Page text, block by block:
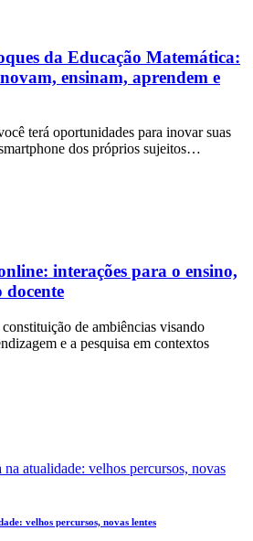
da Educação Matemática:
ensinam, aprendem e
terá oportunidades para inovar suas
dos próprios sujeitos…
interações para o ensino,
docente
de ambiências visando
e a pesquisa em contextos
velhos percursos, novas lentes